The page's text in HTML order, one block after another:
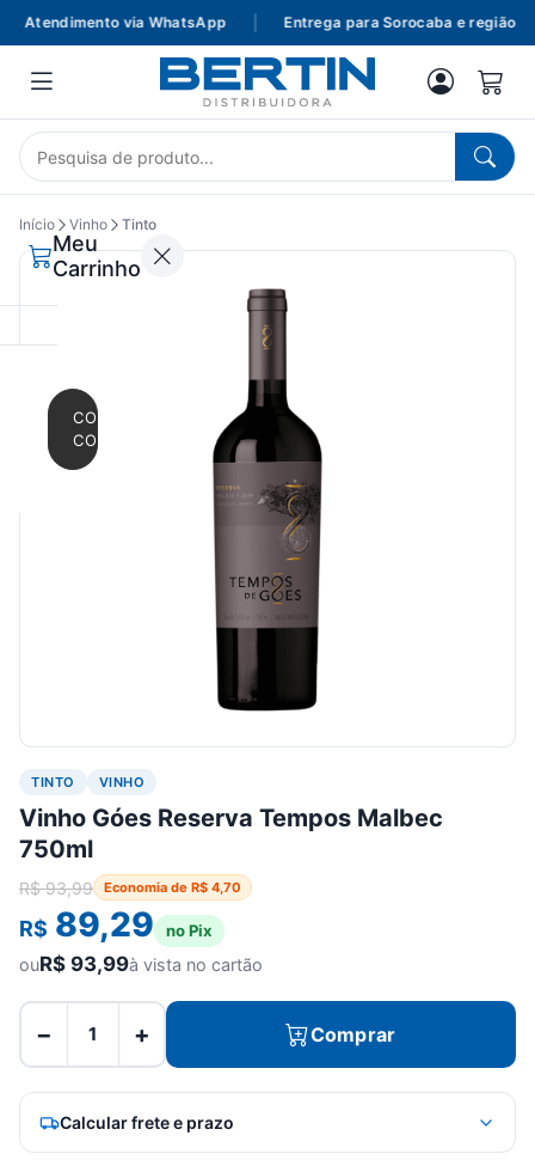
Atendimento via WhatsApp Entrega para Sorocaba e região
Meu
Carrinho
CONTINUAR
COMPRANDO
Início Vinho Tinto
TINTO VINHO
Vinho Góes Reserva Tempos Malbec
750ml
R$93,99 Economia de R$ 4,70
R$ 89,29 no Pix
ouR$ 93,99à vista no cartão
− + Comprar
Calcular frete e prazo